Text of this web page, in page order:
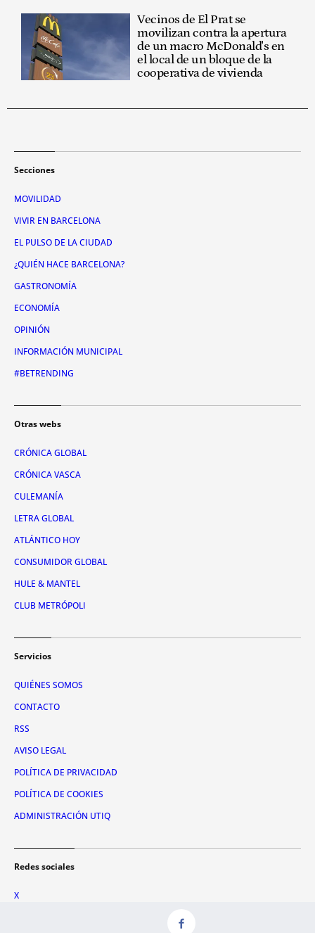
Vecinos de El Prat se
movilizan contra la apertura
de un macro McDonald's en
el local de un bloque de la
cooperativa de vivienda
Secciones
MOVILIDAD
VIVIR EN BARCELONA
EL PULSO DE LA CIUDAD
¿QUIÉN HACE BARCELONA?
GASTRONOMÍA
ECONOMÍA
OPINIÓN
INFORMACIÓN MUNICIPAL
#BETRENDING
Otras webs
CRÓNICA GLOBAL
CRÓNICA VASCA
CULEMANÍA
LETRA GLOBAL
ATLÁNTICO HOY
CONSUMIDOR GLOBAL
HULE & MANTEL
CLUB METRÓPOLI
Servicios
QUIÉNES SOMOS
CONTACTO
RSS
AVISO LEGAL
POLÍTICA DE PRIVACIDAD
POLÍTICA DE COOKIES
ADMINISTRACIÓN UTIQ
Redes sociales
X